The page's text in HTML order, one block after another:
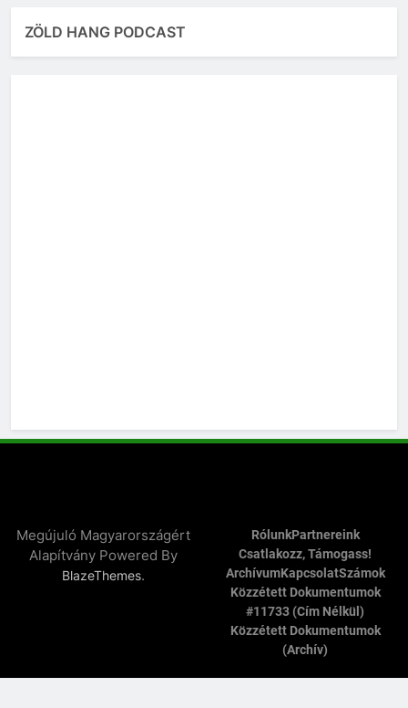
ZÖLD HANG PODCAST
Megújuló Magyarországért
Alapítvány Powered By
BlazeThemes.
RólunkPartnereink
Csatlakozz, Támogass!
ArchívumKapcsolatSzámok
Közzétett Dokumentumok
#11733 (cím Nélkül)
Közzétett Dokumentumok
(archív)